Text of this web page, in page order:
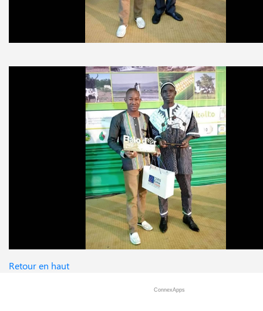
Retour en haut
ConnexApps